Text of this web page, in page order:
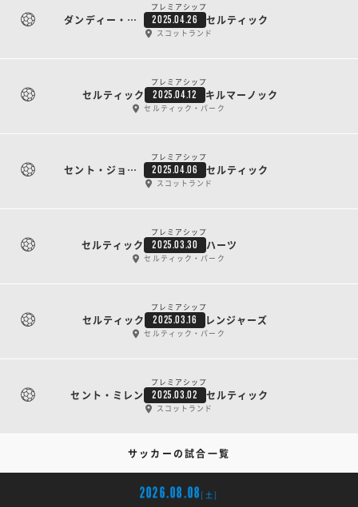
プレミアシップ
ダンディー・ユナイテッド 2025.04.26 セルティック
スコットランド
プレミアシップ
セルティック 2025.04.12 キルマーノック
セルティック・パーク
プレミアシップ
セント・ジョンストン 2025.04.06 セルティック
スコットランド
プレミアシップ
セルティック 2025.03.30 ハーツ
セルティック・パーク
プレミアシップ
セルティック 2025.03.16 レンジャーズ
セルティック・パーク
プレミアシップ
セント・ミレン 2025.03.02 セルティック
スコットランド
サッカーの試合一覧
2026.08.08 [土]